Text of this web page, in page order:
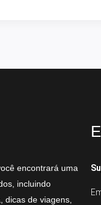
encontrará uma
incluindo
dicas de viagens,